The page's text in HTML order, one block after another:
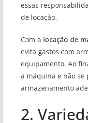
essas
de locação.
Com a locação de
evita gastos com
equipamento. Ao
a máquina e não se
armazenamento
2.